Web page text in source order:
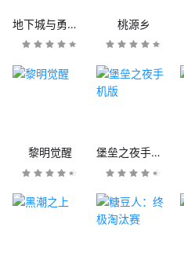
地下城与勇士M 桃源乡
黎明觉醒 堡垒之夜手机版